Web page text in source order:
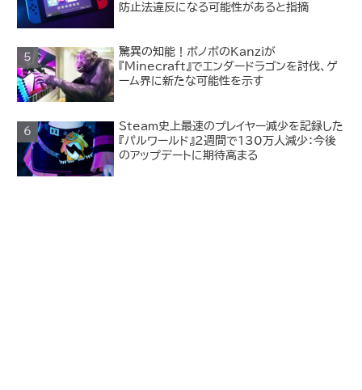
防止法違反になる可能性があると指摘
驚異の知能！ボノボのKanziが
『Minecraft』でエンダードラゴンを討伐、ゲ
ーム界に新たな可能性を示す
Steam史上最速のプレイヤー減少を記録した
『パルワールド』2週間で130万人減少：今後
のアップデートに期待高まる